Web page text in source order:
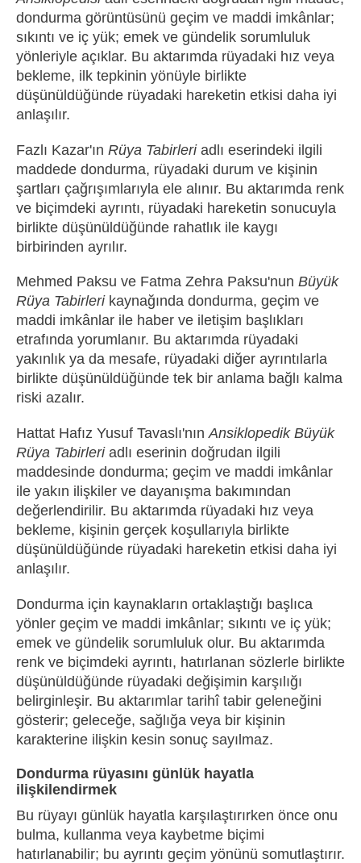
dondurma görüntüsünü geçim ve maddi imkânlar;
sıkıntı ve iç yük; emek ve gündelik sorumluluk
yönleriyle açıklar. Bu aktarımda rüyadaki hız veya
bekleme, ilk tepkinin yönüyle birlikte
düşünüldüğünde rüyadaki hareketin etkisi daha iyi
anlaşılır.
Fazlı Kazar'ın Rüya Tabirleriadlı eserindeki ilgili
maddede dondurma, rüyadaki durum ve kişinin
şartları çağrışımlarıyla ele alınır. Bu aktarımda renk
ve biçimdeki ayrıntı, rüyadaki hareketin sonucuyla
birlikte düşünüldüğünde rahatlık ile kaygı
birbirinden ayrılır.
Mehmed Paksu ve Fatma Zehra Paksu'nun Büyük
Rüya Tabirlerikaynağında dondurma, geçim ve
maddi imkânlar ile haber ve iletişim başlıkları
etrafında yorumlanır. Bu aktarımda rüyadaki
yakınlık ya da mesafe, rüyadaki diğer ayrıntılarla
birlikte düşünüldüğünde tek bir anlama bağlı kalma
riski azalır.
Hattat Hafız Yusuf Tavaslı'nınAnsiklopedik Büyük
Rüya Tabirleriadlı eserinin doğrudan ilgili
maddesinde dondurma; geçim ve maddi imkânlar
ile yakın ilişkiler ve dayanışma bakımından
değerlendirilir. Bu aktarımda rüyadaki hız veya
bekleme, kişinin gerçek koşullarıyla birlikte
düşünüldüğünde rüyadaki hareketin etkisi daha iyi
anlaşılır.
Dondurma için kaynakların ortaklaştığı başlıca
yönler geçim ve maddi imkânlar; sıkıntı ve iç yük;
emek ve gündelik sorumluluk olur. Bu aktarımda
renk ve biçimdeki ayrıntı, hatırlanan sözlerle birlikte
düşünüldüğünde rüyadaki değişimin karşılığı
belirginleşir. Bu aktarımlar tarihî tabir geleneğini
gösterir; geleceğe, sağlığa veya bir kişinin
karakterine ilişkin kesin sonuç sayılmaz.
Dondurma rüyasını günlük hayatla
ilişkilendirmek
Bu rüyayı günlük hayatla karşılaştırırken önce onu
bulma, kullanma veya kaybetme biçimi
hatırlanabilir; bu ayrıntı geçim yönünü somutlaştırır.